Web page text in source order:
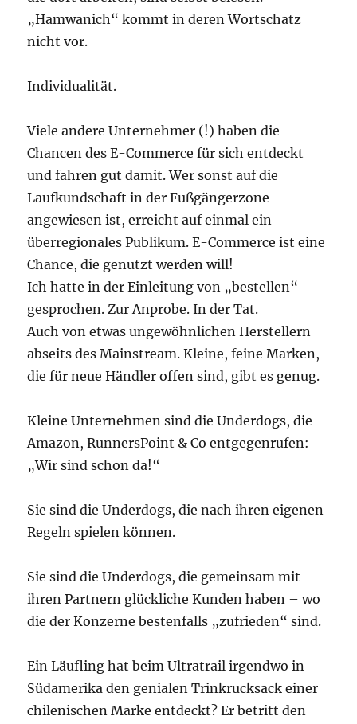
„Hamwanich“ kommt in deren Wortschatz
nicht vor.
Individualität.
Viele andere Unternehmer (!) haben die
Chancen des E-Commerce für sich entdeckt
und fahren gut damit. Wer sonst auf die
Laufkundschaft in der Fußgängerzone
angewiesen ist, erreicht auf einmal ein
überregionales Publikum. E-Commerce ist eine
Chance, die genutzt werden will!
Ich hatte in der Einleitung von „bestellen“
gesprochen. Zur Anprobe. In der Tat.
Auch von etwas ungewöhnlichen Herstellern
abseits des Mainstream. Kleine, feine Marken,
die für neue Händler offen sind, gibt es genug.
Kleine Unternehmen sind die Underdogs, die
Amazon, RunnersPoint & Co entgegenrufen:
„Wir sind schon da!“
Sie sind die Underdogs, die nach ihren eigenen
Regeln spielen können.
Sie sind die Underdogs, die gemeinsam mit
ihren Partnern glückliche Kunden haben – wo
die der Konzerne bestenfalls „zufrieden“ sind.
Ein Läufling hat beim Ultratrail irgendwo in
Südamerika den genialen Trinkrucksack einer
chilenischen Marke entdeckt? Er betritt den